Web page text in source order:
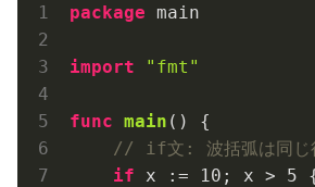
package main
import "fmt"
func main ()
{
// if文: 波括弧は同じ
if x := 10 ; x > 5